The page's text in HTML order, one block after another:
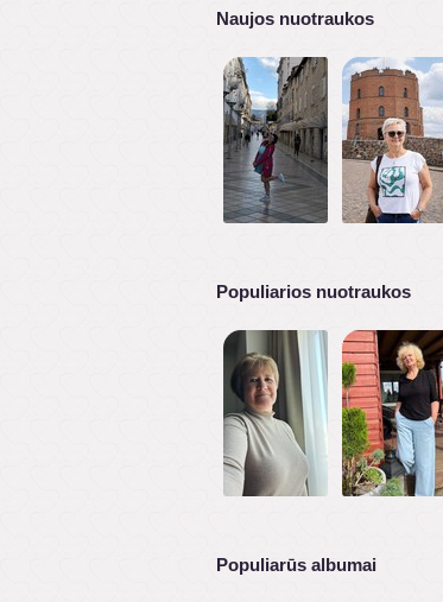
Naujos nuotraukos
Populiarios nuotraukos
Populiarūs albumai